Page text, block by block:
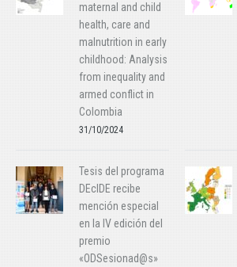
maternal and child
health, care and
malnutrition in early
childhood: Analysis
from inequality and
armed conflict in
Colombia
31/10/2024
Tesis del programa
DEcIDE recibe
mención especial
en la IV edición del
premio
«ODSesionad@s»